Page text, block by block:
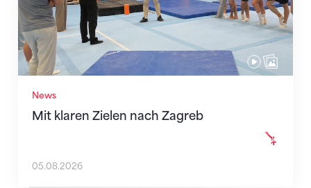
News
Mit klaren Zielen nach Zagreb
05.08.2026